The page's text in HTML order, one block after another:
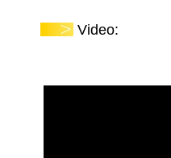
Video: